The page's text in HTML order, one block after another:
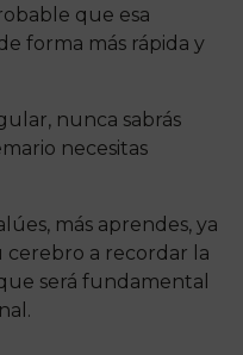
que esa
forma más rápida y
nunca sabrás
necesitas
más aprendes, ya
a recordar la
será fundamental